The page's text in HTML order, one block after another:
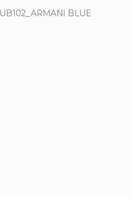
BLUE